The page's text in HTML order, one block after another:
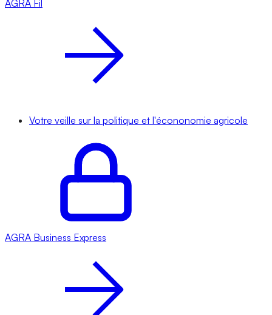
AGRA Fil
Votre veille sur la politique et l'écononomie agricole
AGRA Business Express